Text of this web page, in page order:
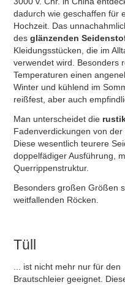
dadurch wie geschaffen für
Hochzeit. Das
desglänzenden
Kleidungsstücken, die im
verwendet wird. Besonders
Temperaturen einen
Winter und kühlend im
reißfest, aber auch
Man unterscheidet die
Fadenverdickungen von
Diese wesentlich teurere
doppelfädiger Ausführung,
Querrippenstruktur.
Besonders großen Größen
weitfallenden Röcken.
Tüll
... ist nicht mehr nur für den
Brautschleier geeignet.